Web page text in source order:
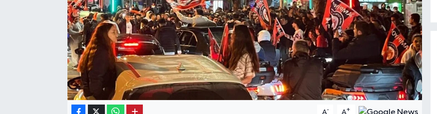
A- A+